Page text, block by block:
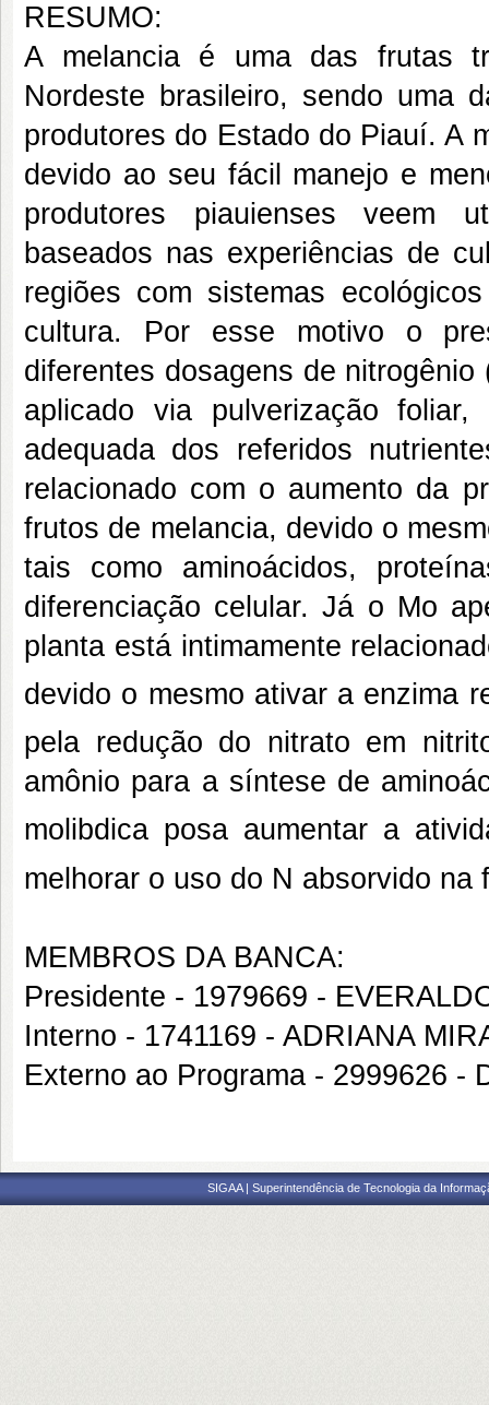
RESUMO:
A melancia é uma das frutas
Nordeste brasileiro, sendo uma
produtores do Estado do Piauí. A
devido ao seu fácil manejo e
produtores piauienses veem
baseados nas experiências de
regiões com sistemas
cultura. Por esse motivo o
diferentes dosagens de
aplicado via pulverização
adequada dos referidos
relacionado com o aumento da
frutos de melancia, devido o
tais como aminoácidos,
diferenciação celular. Já o Mo
planta está intimamente
devido o mesmo ativar a enzima
pela redução do nitrato em
amônio para a síntese de
molibdica posa aumentar a
melhorar o uso do N absorvido na
MEMBROS DA BANCA:
Presidente - 1979669 -
Interno - 1741169 - ADRIANA
Externo ao Programa - 2999626 -
SIGAA | Superintendência de Tecnologia da